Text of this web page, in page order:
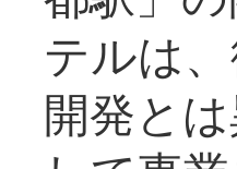
テルは
開発と